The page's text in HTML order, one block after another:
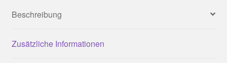
Beschreibung
Zusätzliche Informationen